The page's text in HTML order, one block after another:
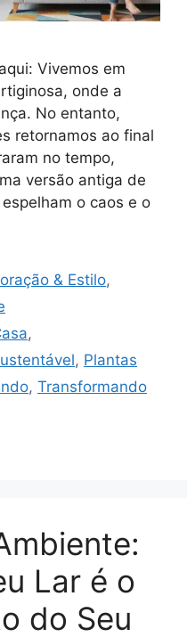
Vivemos em
onde a
No entanto,
retornamos ao final
no tempo,
versão antiga de
o caos e o
& Estilo,
,
, Plantas
, Transformando
Lar é o
do Seu